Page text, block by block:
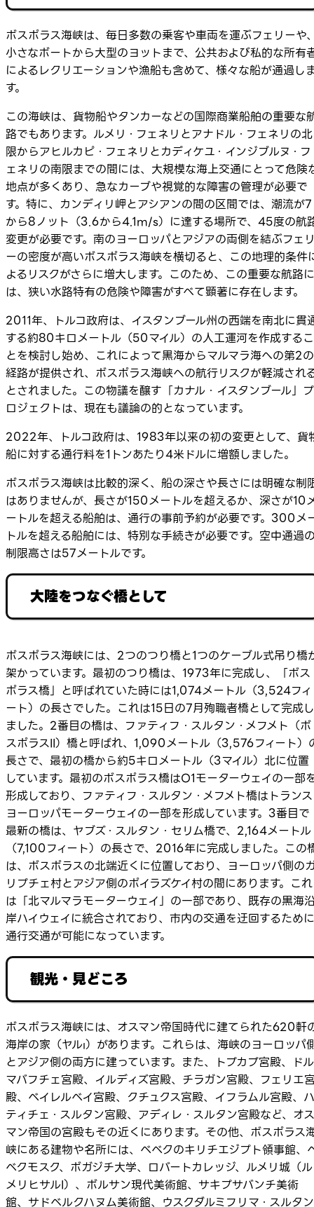
ボスポラス海峡は、毎日多数の乗客や車両を運ぶフェリーや
小さなボートから大型のヨットまで、公共および私的な所有
によるレクリエーションや漁船も含めて、様々な船が通過し
す。
この海峡は、貨物船やタンカーなどの国際商業船舶の重要な
路でもあります。ルメリ・フェネリとアナドル・フェネリの北
限からアヒルカピ・フェネリとカディケユ・インジブルヌ・フ
ェネリの南限までの間には、大規模な海上交通にとって危険
地点が多くあり、急なカーブや視覚的な障害の管理が必要で
す。特に、カンディリ岬とアシアンの間の区間では、潮流が7
から8ノット（3.6から4.1m/s）に達する場所で、45度の航
変更が必要です。南のヨーロッパとアジアの両側を結ぶフェ
ーの密度が高いボスポラス海峡を横切ると、この地理的条件
よるリスクがさらに増大します。このため、この重要な航路に
は、狭い水路特有の危険や障害がすべて顕著に存在します。
2011年、トルコ政府は、イスタンブール州の西端を南北に貫
する約80キロメートル（50マイル）の人工運河を作成するこ
とを検討し始め、これによって黒海からマルマラ海への第2の
経路が提供され、ボスポラス海峡への航行リスクが軽減され
とされました。この物議を醸す「カナル・イスタンブール」プ
ロジェクトは、現在も議論の的となっています。
2022年、トルコ政府は、1983年以来の初の変更として、貨
船に対する通行料を1トンあたり4米ドルに増額しました。
ボスポラス海峡は比較的深く、船の深さや長さには明確な制
はありませんが、長さが150メートルを超えるか、深さが10
ートルを超える船舶は、通行の事前予約が必要です。300メ
トルを超える船舶には、特別な手続きが必要です。空中通過
制限高さは57メートルです。
大陸をつなぐ橋として
ボスポラス海峡には、2つのつり橋と1つのケーブル式吊り橋
架かっています。最初のつり橋は、1973年に完成し、「ボス
ポラス橋」と呼ばれていた時には1,074メートル（3,524フィ
ート）の長さでした。これは15日の7月殉職者橋として完成し
ました。2番目の橋は、ファティフ・スルタン・メフメト（ボ
スポラスII）橋と呼ばれ、1,090メートル（3,576フィート）
長さで、最初の橋から約5キロメートル（3マイル）北に位置
しています。最初のボスポラス橋はO1モーターウェイの一部
形成しており、ファティフ・スルタン・メフメト橋はトランス
ヨーロッパモーターウェイの一部を形成しています。3番目で
最新の橋は、ヤブズ・スルタン・セリム橋で、2,164メートル
（7,100フィート）の長さで、2016年に完成しました。この
は、ボスポラスの北端近くに位置しており、ヨーロッパ側の
リプチェ村とアジア側のポイラズケイ村の間にあります。これ
は「北マルマラモーターウェイ」の一部であり、既存の黒海
岸ハイウェイに統合されており、市内の交通を迂回するために
通行交通が可能になっています。
観光・見どころ
ボスポラス海峡には、オスマン帝国時代に建てられた620軒
海岸の家（ヤルı）があります。これらは、海峡のヨーロッパ
とアジア側の両方に建っています。また、トプカプ宮殿、ドル
マバフチェ宮殿、イルディズ宮殿、チラガン宮殿、フェリエ
殿、ベイレルベイ宮殿、クチュクス宮殿、イフラムル宮殿、ハ
ティチェ・スルタン宮殿、アディレ・スルタン宮殿など、オス
マン帝国の宮殿もその近くにあります。その他、ボスポラス
峡にある建物や名所には、ベベクのキリチエジプト領事館、
ベクモスク、ボガジチ大学、ロバートカレッジ、ルメリ城（ル
メリヒサルI）、ボルサン現代美術館、サキプサバンチ美術
館、サドベルクハヌム美術館、ウスクダルミフリマ・スルタン